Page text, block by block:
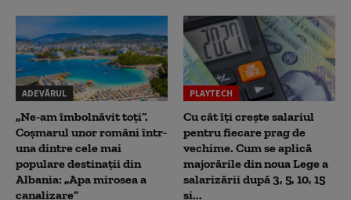
ADEVĂRUL
„Ne-am îmbolnăvit toți”.
Coșmarul unor români într-
una dintre cele mai
populare destinații din
Albania: „Apa mirosea a
canalizare”
PLAYTECH
Cu cât îți crește salariul
pentru fiecare prag de
vechime. Cum se aplică
majorările din noua Lege a
salarizării după 3, 5, 10, 15
și...